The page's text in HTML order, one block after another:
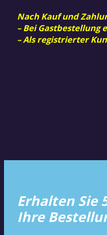
Nach Kauf und
– Bei Gastbestellung
– Als registrierter
Erhalten Sie
Ihre